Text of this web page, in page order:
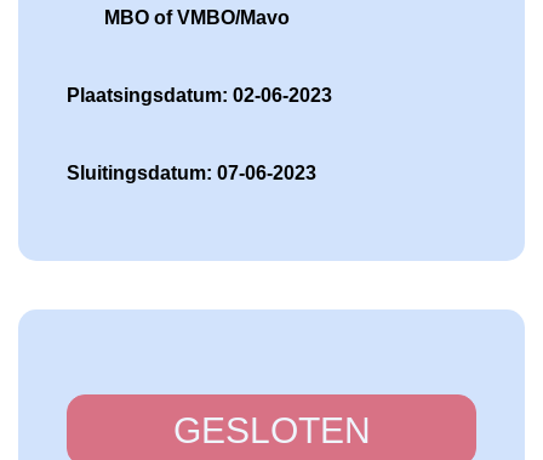
MBO of VMBO/Mavo
Plaatsingsdatum: 02-06-2023
Sluitingsdatum: 07-06-2023
GESLOTEN